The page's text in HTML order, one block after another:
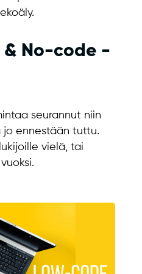
& No-code -
seurannut niin
ennestään tuttu.
vielä, tai